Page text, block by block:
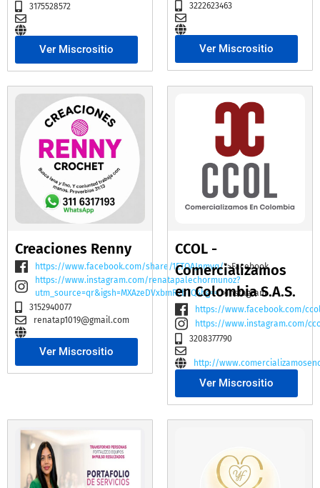
3175528572
Ver Miscrositio
3222623463
Ver Miscrositio
Creaciones Renny
https://www.facebook.com/share/1ETQAJnmvq/">Facebook
https://www.instagram.com/renatapalechormunoz?
utm_source=qr&igsh=MXAzeDVxbmR2bTQ4bg==">Instagram
3152940077
renatap1019@gmail.com
Ver Miscrositio
CCOL -
Comercializamos
en Colombia S.A.S.
https://www.facebook.com/
https://www.instagram.com/
3208377790
http://
Ver Miscrositio